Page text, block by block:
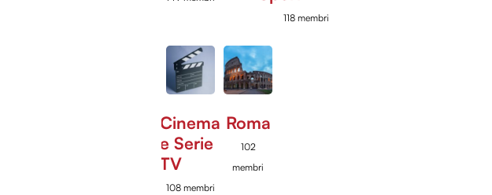
118 membri
Cinema
e Serie
TV
108 membri
Roma
102
membri